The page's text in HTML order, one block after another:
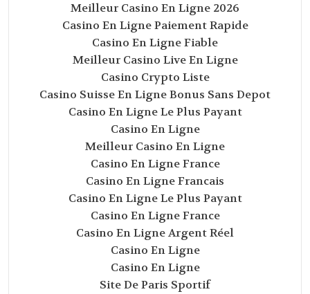
Meilleur Casino En Ligne 2026
Casino En Ligne Paiement Rapide
Casino En Ligne Fiable
Meilleur Casino Live En Ligne
Casino Crypto Liste
Casino Suisse En Ligne Bonus Sans Depot
Casino En Ligne Le Plus Payant
Casino En Ligne
Meilleur Casino En Ligne
Casino En Ligne France
Casino En Ligne Francais
Casino En Ligne Le Plus Payant
Casino En Ligne France
Casino En Ligne Argent Réel
Casino En Ligne
Casino En Ligne
Site De Paris Sportif